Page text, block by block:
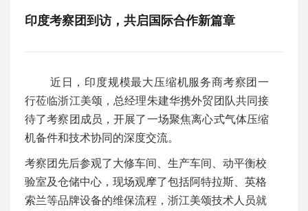
印度考察团到访，共启国际合作新篇章
近日，印度规模最大压缩机服务商考察团一
行莅临浙江美颂，总经理朱建华携外贸团队共同接
待了考察团成员，开展了一场聚焦离心式气体压缩
机备件和技术协同的深度交流。
考察团先后参观了大修车间 生产车间
、动平衡校
验室及仓储中心，现场观摩了包括阿特拉斯、英格
索兰等品牌设备的维保流程， 浙江美颂技术人员就